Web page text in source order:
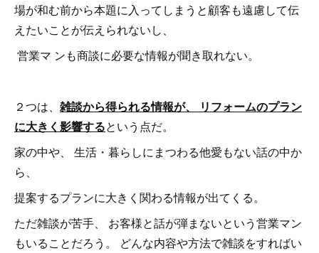
場が和む前から本題に入ってしまうと顧客も遠慮して伝
えたいことが伝えられないし、
営業マ ンも商談に必要な情報が聞き取れない。
２つは、 雑談から得られる情報が、 リフォームのプラン
に大きく影響するという点だ。
家の中や、 生活・暮らしにまつわる他愛もない話の中か
ら、
提案するプランに大きく関わる情報が出てくる。
ただ雑談が苦手、 お客様と話が弾まないという営業マン
もいることだろう。 どんな内容や方法で雑談をすればい